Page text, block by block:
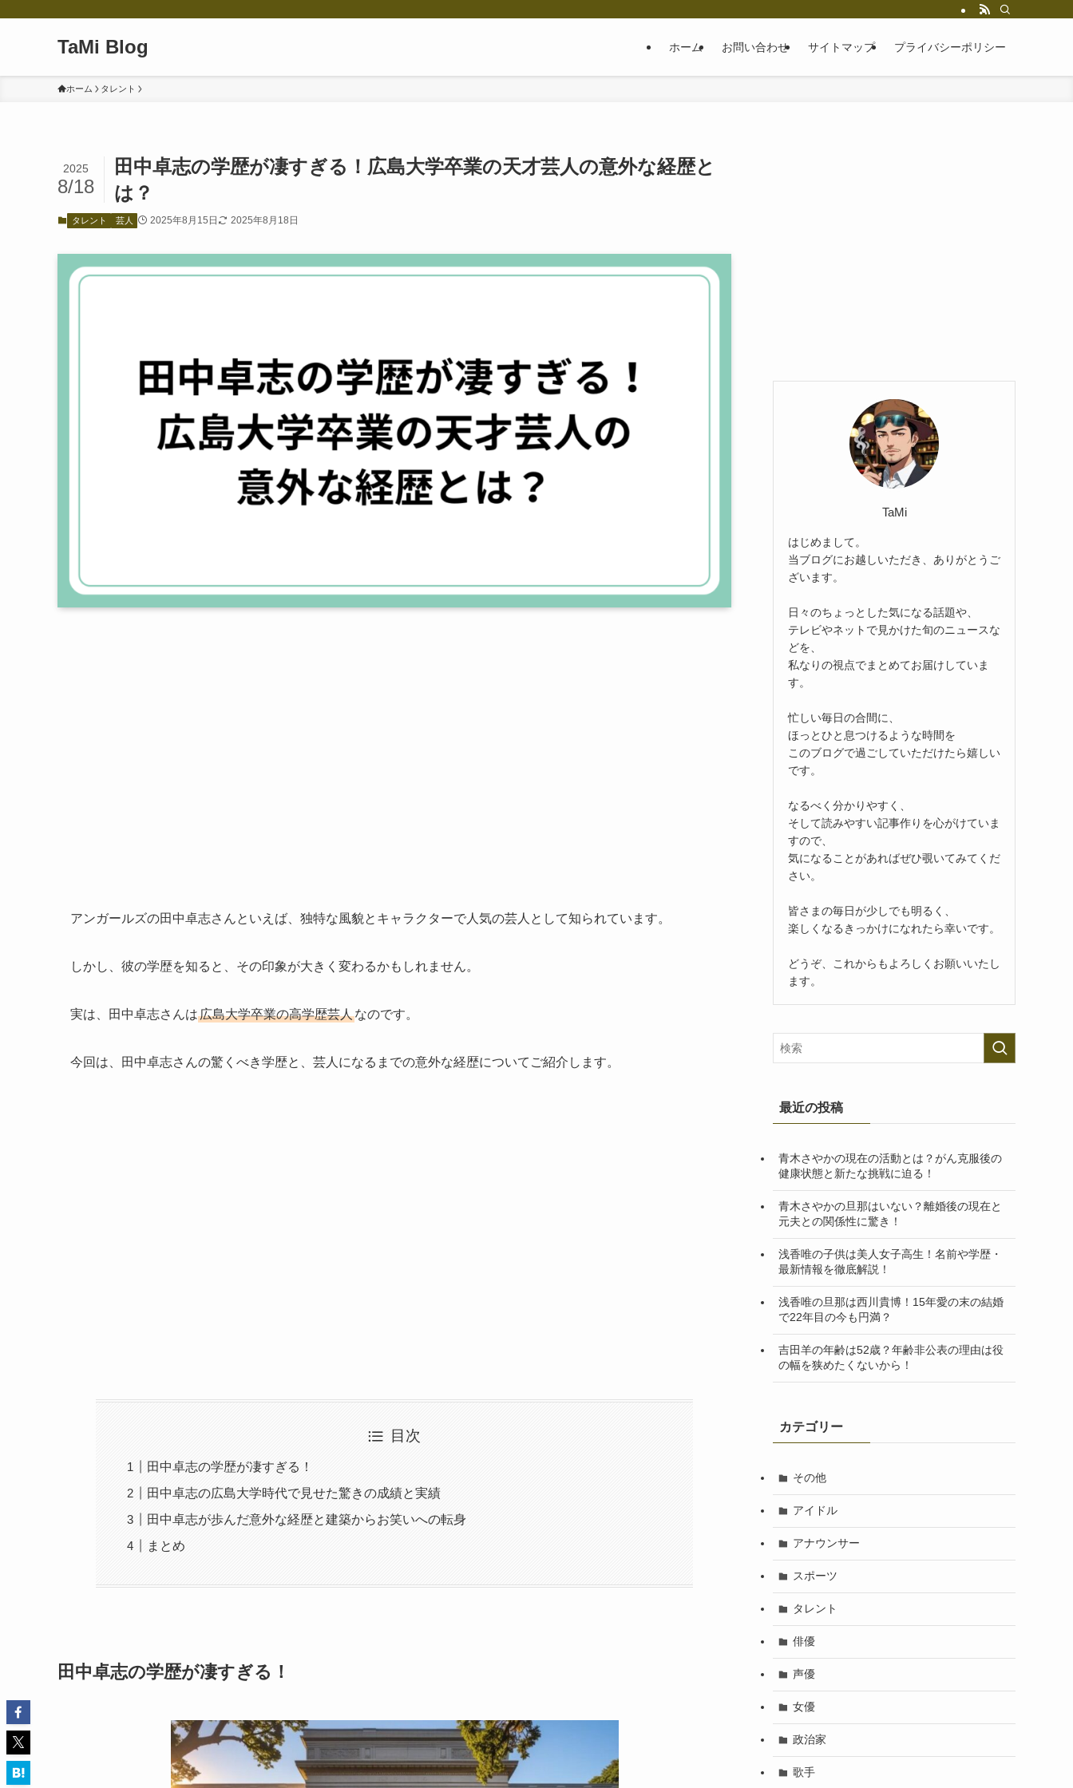
TaMi Blog ホーム お問い合わせ サイトマップ プライバシーポリシー
ホーム タレント
田中卓志の学歴が凄すぎる！広島大学卒業の天才芸人の意外な経歴と
は？
2025
8/18
タレント 芸人 2025年8月15日 2025年8月18日
アンガールズの田中卓志さんといえば、独特な風貌とキャラクターで人気の芸人として知られています。
しかし、彼の学歴を知ると、その印象が大きく変わるかもしれません。
実は、田中卓志さんは広島大学卒業の高学歴芸人なのです。
今回は、田中卓志さんの驚くべき学歴と、芸人になるまでの意外な経歴についてご紹介します。
目次
田中卓志の学歴が凄すぎる！
田中卓志の広島大学時代で見せた驚きの成績と実績
田中卓志が歩んだ意外な経歴と建築からお笑いへの転身
まとめ
田中卓志の学歴が凄すぎる！
TaMi
はじめまして。
当ブログにお越しいただき、ありがとうご
ざいます。
日々のちょっとした気になる話題や、
テレビやネットで見かけた旬のニュースな
どを、
私なりの視点でまとめてお届けしていま
す。
忙しい毎日の合間に、
ほっとひと息つけるような時間を
このブログで過ごしていただけたら嬉しい
です。
なるべく分かりやすく、
そして読みやすい記事作りを心がけていま
すので、
気になることがあればぜひ覗いてみてくだ
さい。
皆さまの毎日が少しでも明るく、
楽しくなるきっかけになれたら幸いです。
どうぞ、これからもよろしくお願いいたし
ます。
最近の投稿
青木さやかの現在の活動とは？がん克服後の
健康状態と新たな挑戦に迫る！
青木さやかの旦那はいない？離婚後の現在と
元夫との関係性に驚き！
浅香唯の子供は美人女子高生！名前や学歴・
最新情報を徹底解説！
浅香唯の旦那は西川貴博！15年愛の末の結婚
で22年目の今も円満？
吉田羊の年齢は52歳？年齢非公表の理由は役
の幅を狭めたくないから！
カテゴリー
その他
アイドル
アナウンサー
スポーツ
タレント
俳優
声優
女優
政治家
歌手